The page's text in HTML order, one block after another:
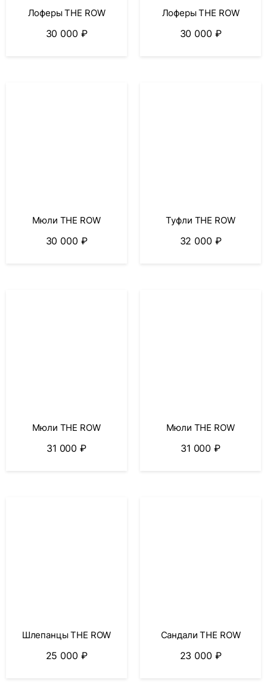
Лоферы THE ROW
30 000 ₽
Лоферы THE ROW
30 000 ₽
Мюли THE ROW
30 000 ₽
Туфли THE ROW
32 000 ₽
Мюли THE ROW
31 000₽
Мюли THE ROW
31 000₽
Шлепанцы THE ROW
25 000 ₽
Сандали THE ROW
23 000 ₽